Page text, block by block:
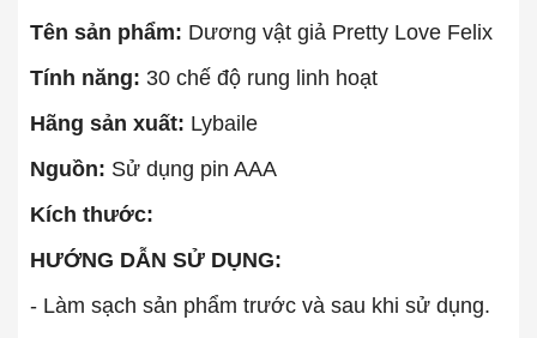
Tên sản phẩm: Dương vật giả Pretty Love Felix
Tính năng: 30 chế độ rung linh hoạt
Hãng sản xuất: Lybaile
Nguồn: Sử dụng pin AAA
Kích thước:
HƯỚNG DẪN SỬ DỤNG:
- Làm sạch sản phẩm trước và sau khi sử dụng.